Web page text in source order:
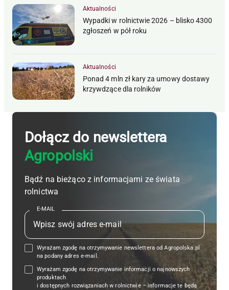
Aktualności
Wypadki w rolnictwie 2026 – blisko 4300
zgłoszeń w pół roku
Aktualności
Ponad 4 mln zł kary za umowy dostawy
krzywdzące dla rolników
Dołącz do newslettera
Agropolski
Bądź na bieżąco z informacjami ze świata
rolnictwa
E-MAIL
Wyrażam zgodę na otrzymywanie newslettera od Agropolska.pl
na podany adres e-mail.
Wyrażam zgodę na otrzymywanie informacji o najnowszych
produktach
i dostępnych rozwiązaniach w rolnictwie – informacje te będą